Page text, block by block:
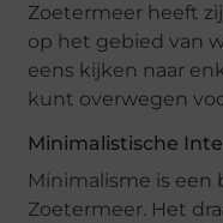
Zoetermeer heeft
op het gebied van
eens kijken naar
kunt overwegen
Minimalistische
Minimalisme is een
Zoetermeer. Het